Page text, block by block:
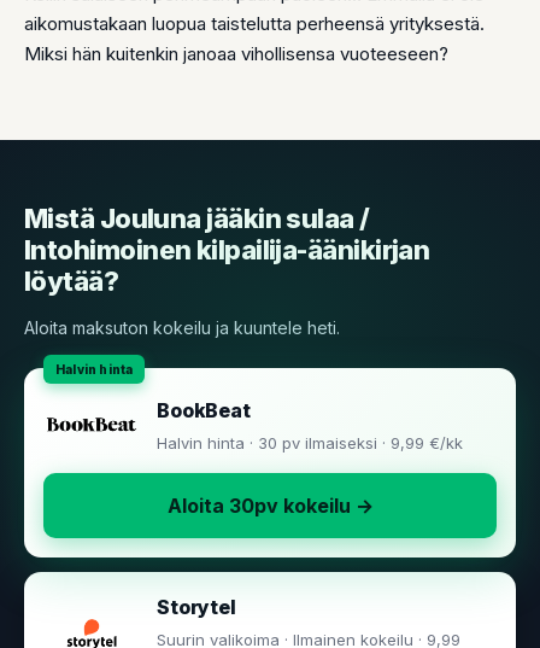
aikomustakaan luopua taistelutta perheensä yrityksestä.
Miksi hän kuitenkin janoaa vihollisensa vuoteeseen?
Mistä Jouluna jääkin sulaa /
Intohimoinen kilpailija-äänikirjan
löytää?
Aloita maksuton kokeilu ja kuuntele heti.
BookBeat
Halvin hinta · 30 pv ilmaiseksi · 9,99 €/kk
Aloita 30pv kokeilu →
Storytel
Suurin valikoima · Ilmainen kokeilu · 9,99